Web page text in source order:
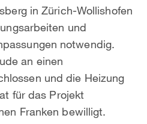
in Zürich-Wollishofen
und
notwendig.
an einen
und die Heizung
für das Projekt
Franken bewilligt.